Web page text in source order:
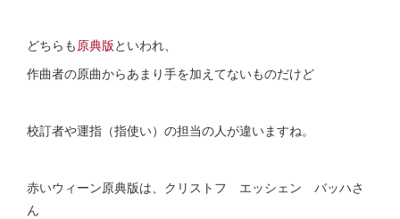
どちらも原典版といわれ、
作曲者の原曲からあまり手を加えてないものだけど
校訂者や運指（指使い）の担当の人が違いますね。
赤いウィーン原典版は、クリストフ エッシェン バッハさ
ん